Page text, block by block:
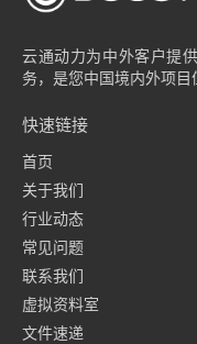
云通动力为中外客户提
务，是您中国境内外项目
快速链接
首页
关于我们
行业动态
常见问题
联系我们
虚拟资料室
文件速递